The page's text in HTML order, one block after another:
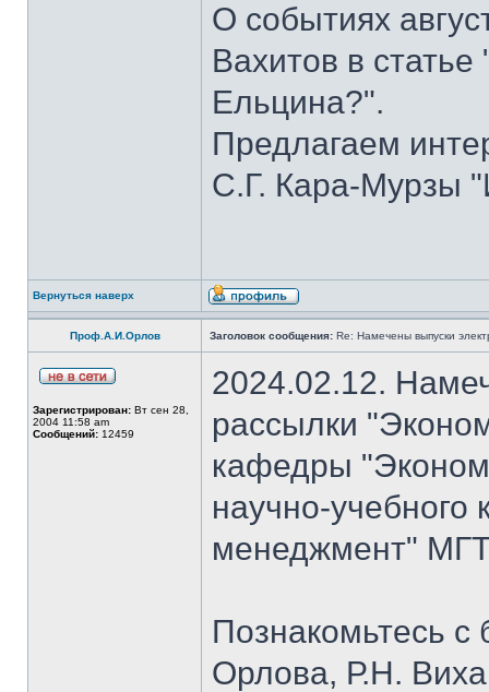
О событиях
Вахитов в
Ельцина?".
Предлагаем
С.Г. Кара-Мурзы
Вернуться наверх
Проф.А.И.Орлов Заголовок сообщения: Re: Намечены выпуски
Зарегистрирован: Вт сен 28,
2004 11:58 am
Сообщений: 12459
2024.02.12.
рассылки
кафедры
научно-
менеджмент"
Познакомьтесь с
Орлова, Р.Н.